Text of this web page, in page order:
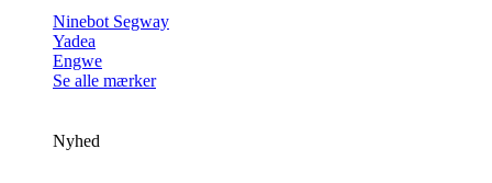
Ninebot Segway
Yadea
Engwe
Se alle mærker
Nyhed